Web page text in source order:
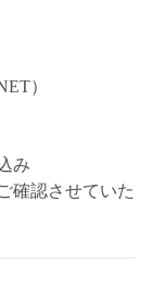
）
み
確認させていた